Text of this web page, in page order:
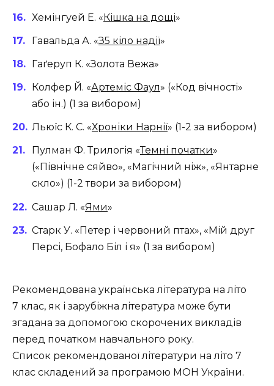
Хемінгуей Е. «Кішка на дощі»
Гавальда А. «З5 кіло надії»
Гаґеруп К. «Золота Вежа»
Колфер Й. «Артеміс Фаул» («Код вічності»
або ін.) (1 за вибором)
Льюїс К. С. «Хроніки Нарнії» (1-2 за вибором)
Пулман Ф. Трилогія «Темні початки»
(«Північне сяйво», «Магічний ніж», «Янтарне
скло») (1-2 твори за вибором)
Сашар Л. «Ями»
Старк У. «Петер і червоний птах», «Мій друг
Персі, Бофало Біл і я» (1 за вибором)
Рекомендована українська література на літо
7 клас, як і зарубіжна література може бути
згадана за допомогою скорочених викладів
перед початком навчального року.
Список рекомендованої літератури на літо 7
клас складений за програмою МОН України.